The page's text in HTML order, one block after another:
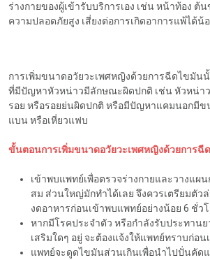
ร่างกายของผู้เข้ารับบริการเอง เช่น หน้าท้อง ต้
ความปลอดภัยสูง เสี่ยงต่อการเกิดอาการแพ้ได้น้
การเพิ่มขนาดอวัยวะเพศหญิงด้วยการฉีดไขมัน
ที่มีปัญหาหัวหน่าวมีลักษณะผิดปกติ เช่น หัวหน่าว
รอย หรือรอยย่นผิดปกติ หรือมีปัญหาแคมนอกมีข
แบน หรือเหี่ยวแฟบ
ขั้นตอนการเพิ่มขนาดอวัยวะเพศหญิงด้วยการฉี
เข้าพบแพทย์เพื่อตรวจร่างกายและวางแผน
สม ส่วนใหญ่มักทำได้เลย จึงควรเตรียมตัว
งดอาหารก่อนเข้าพบแพทย์อย่างน้อย 6 ชั่ว
หากมีโรคประจำตัว หรือกำลังรับประทาน
เสริมใดๆ อยู่ จะต้องแจ้งให้แพทย์ทราบก่อน
แพทย์จะดูดไขมันส่วนเกินเพื่อนำไปปั่นคัด